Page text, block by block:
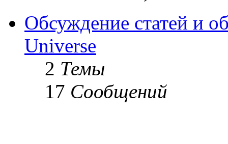
Обсуждение статей и
Universe
2 Темы
17 Сообщений